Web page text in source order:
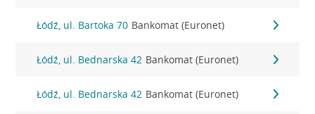
Łódź, ul. Bartoka 70 Bankomat (Euronet)
Łódź, ul. Bednarska 42 Bankomat (Euronet)
Łódź, ul. Bednarska 42 Bankomat (Euronet)